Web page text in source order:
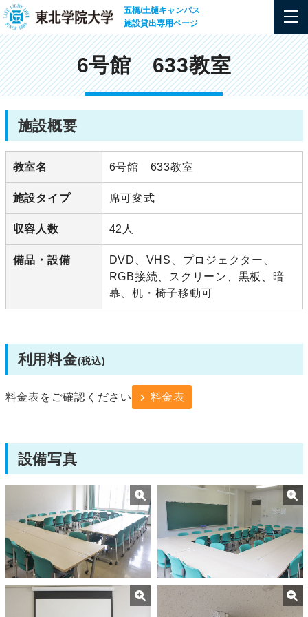
五橋/土樋キャンパス
施設貸出専用ページ
6号館 633教室
施設概要
教室名 6号館 633教室
施設タイプ 席可変式
収容人数 42人
備品・設備
DVD、VHS、プロジェクター、
RGB接続、スクリーン、黒板、暗
幕、机・椅子移動可
利用料金(税込)
料金表をご確認ください 料金表
設備写真